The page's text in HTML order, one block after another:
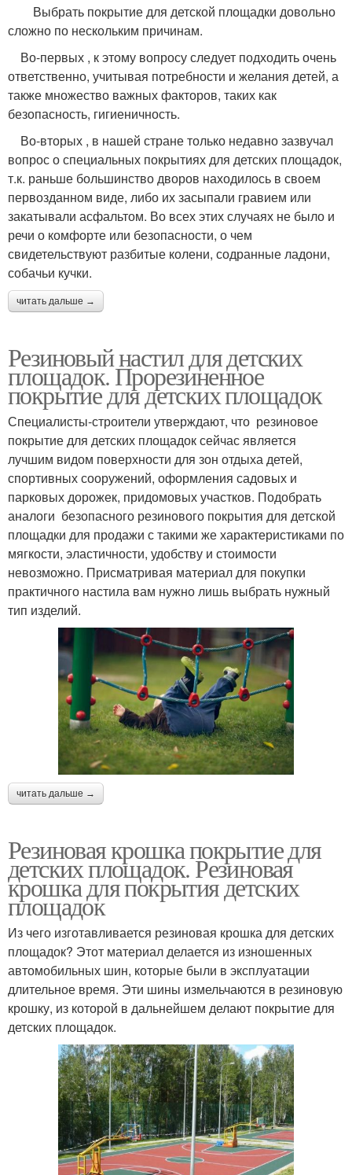
Выбрать покрытие для детской площадки довольно
сложно по нескольким причинам.
Во-первых , к этому вопросу следует подходить очень
ответственно, учитывая потребности и желания детей, а
также множество важных факторов, таких как
безопасность, гигиеничность.
Во-вторых , в нашей стране только недавно зазвучал
вопрос о специальных покрытиях для детских площадок,
т.к. раньше большинство дворов находилось в своем
первозданном виде, либо их засыпали гравием или
закатывали асфальтом. Во всех этих случаях не было и
речи о комфорте или безопасности, о чем
свидетельствуют разбитые колени, содранные ладони,
собачьи кучки.
читать дальше →
Резиновый настил для детских
площадок. Прорезиненное
покрытие для детских площадок
Специалисты-строители утверждают, что резиновое
покрытие для детских площадок сейчас является
лучшим видом поверхности для зон отдыха детей,
спортивных сооружений, оформления садовых и
парковых дорожек, придомовых участков. Подобрать
аналоги безопасного резинового покрытия для детской
площадки для продажи с такими же характеристиками по
мягкости, эластичности, удобству и стоимости
невозможно. Присматривая материал для покупки
практичного настила вам нужно лишь выбрать нужный
тип изделий.
читать дальше →
Резиновая крошка покрытие для
детских площадок. Резиновая
крошка для покрытия детских
площадок
Из чего изготавливается резиновая крошка для детских
площадок? Этот материал делается из изношенных
автомобильных шин, которые были в эксплуатации
длительное время. Эти шины измельчаются в резиновую
крошку, из которой в дальнейшем делают покрытие для
детских площадок.